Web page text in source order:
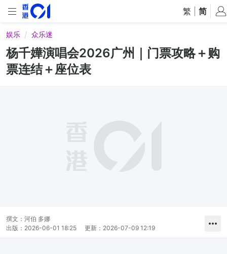
繁 简
娱乐 众乐迷
杨千嬅演唱会2026广州｜门票攻略＋购
票连结＋座位表
撰文： 河伯 多娜
出版： 2026-06-01 18:25 更新： 2026-07-09 12:19